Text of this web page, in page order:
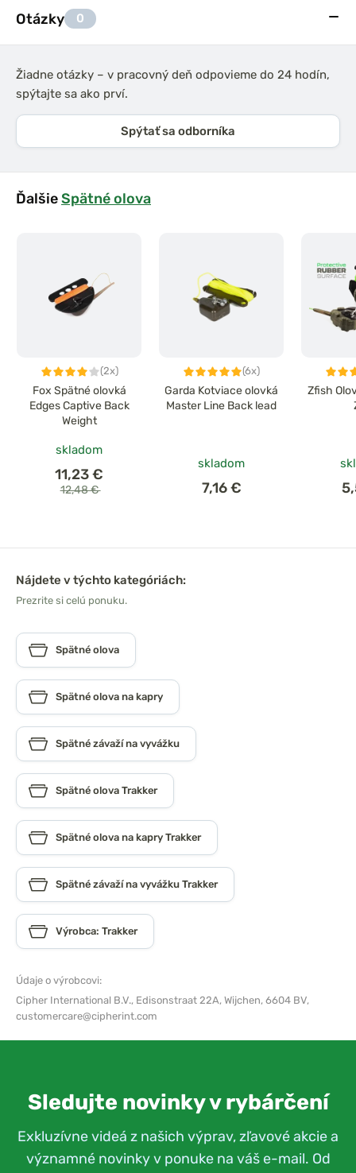
Otázky 0
Žiadne otázky – v pracovný deň odpovieme do 24 hodín,
spýtajte sa ako prví.
Spýtať sa odborníka
ĎalšieSpätné olova
(2x)
Fox Spätné olovká
Edges Captive Back
Weight
skladom
11,23 €
12,48 €
(6x)
Garda Kotviace olovká
Master Line Back lead
skladom
7,16 €
Zfish
Nájdete v týchto kategóriách:
Prezrite si celú ponuku.
Spätné olova
Spätné olova na kapry
Spätné závaží na vyvážku
Spätné olova Trakker
Spätné olova na kapry Trakker
Spätné závaží na vyvážku Trakker
Výrobca: Trakker
Údaje o výrobcovi:
Cipher International B.V., Edisonstraat 22A, Wijchen, 6604 BV,
customercare@cipherint.com
Sledujte novinky v rybárčení
Exkluzívne videá z našich výprav, zľavové akcie a
významné novinky v ponuke na váš e-mail. Od